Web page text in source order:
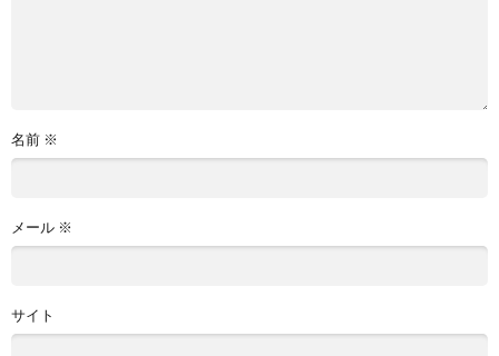
名前 ※
メール ※
サイト